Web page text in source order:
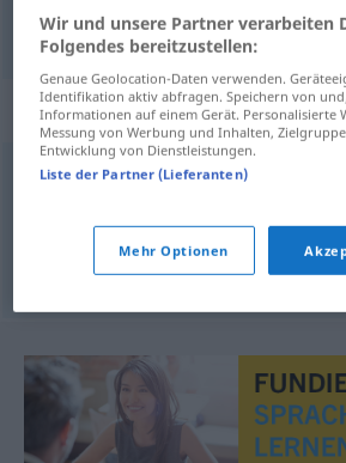
награда LohnBelohnung
Synonyme für
Bezahlung,Besoldung,Einkommen
Wir und unsere Partner verarbeiten
Folgendes bereitzustellen:
Genaue Geolocation-Daten verwenden.
Identifikation aktiv abfragen. Speichern von
Informationen auf einem Gerät. Personalisierte
Messung von Werbung und Inhalten,
Entwicklung von Dienstleistungen.
Liste der Partner (Lieferanten)
Mehr Optionen